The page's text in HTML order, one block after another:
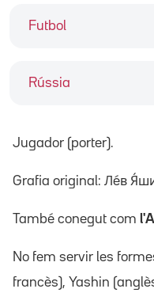
Futbol
Rússia
Jugador (porter).
Grafia original: Лéв
També conegut com
No fem servir les
francès), Yashin